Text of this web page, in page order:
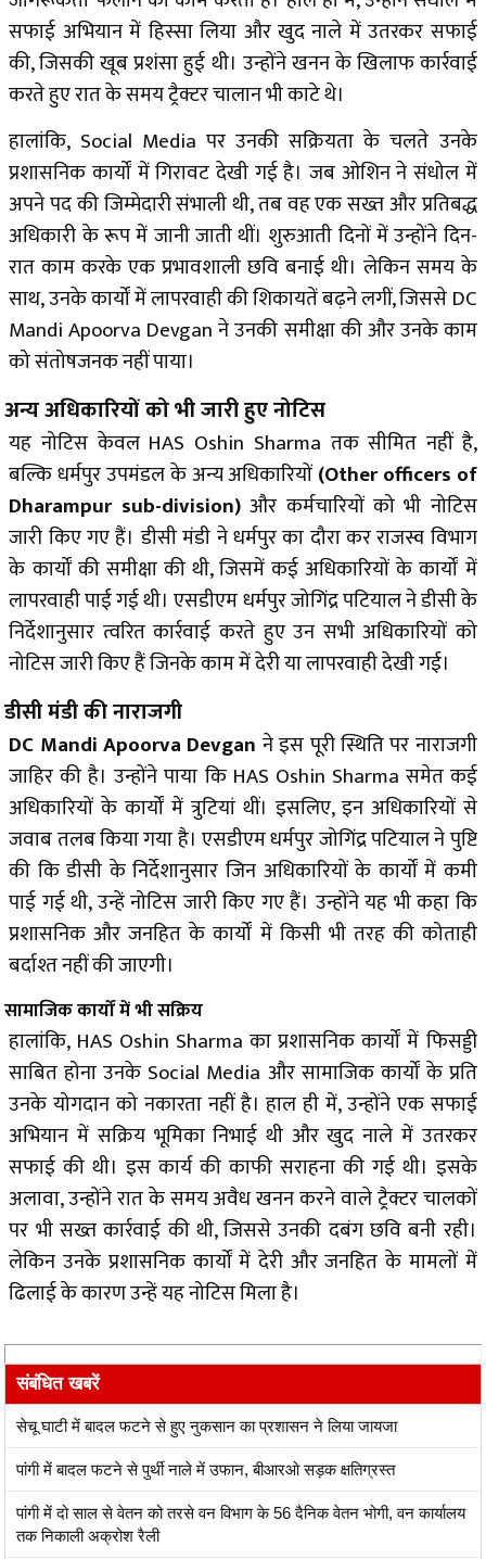
सफाई अभियान में हिस्सा लिया और खुद नाले में उतरकर सफाई
की, जिसकी खूब प्रशंसा हुई थी। उन्होंने खनन के खिलाफ कार्रवाई
करते हुए रात के समय ट्रैक्टर चालान भी काटे थे।
हालांकि, Social Media पर उनकी सक्रियता के चलते उनके
प्रशासनिक कार्यों में गिरावट देखी गई है। जब ओशिन ने संधोल में
अपने पद की जिम्मेदारी संभाली थी, तब वह एक सख्त और प्रतिबद्ध
अधिकारी के रूप में जानी जाती थीं। शुरुआती दिनों में उन्होंने दिन-
रात काम करके एक प्रभावशाली छवि बनाई थी। लेकिन समय के
साथ, उनके कार्यों में लापरवाही की शिकायतें बढ़ने लगीं, जिससे DC
Mandi Apoorva Devgan ने उनकी समीक्षा की और उनके काम
को संतोषजनक नहीं पाया।
अन्य अधिकारियों को भी जारी हुए नोटिस
यह नोटिस केवल HAS Oshin Sharma तक सीमित नहीं है,
बल्कि धर्मपुर उपमंडल के अन्य अधिकारियों(Other officers of
Dharampur sub-division)और कर्मचारियों को भी नोटिस
जारी किए गए हैं। डीसी मंडी ने धर्मपुर का दौरा कर राजस्व विभाग
के कार्यों की समीक्षा की थी, जिसमें कई अधिकारियों के कार्यों में
लापरवाही पाई गई थी। एसडीएम धर्मपुर जोगिंद्र पटियाल ने डीसी के
निर्देशानुसार त्वरित कार्रवाई करते हुए उन सभी अधिकारियों को
नोटिस जारी किए हैं जिनके काम में देरी या लापरवाही देखी गई।
डीसी मंडी की नाराजगी
DC Mandi Apoorva Devgan ने इस पूरी स्थिति पर नाराजगी
जाहिर की है। उन्होंने पाया कि HAS Oshin Sharma समेत कई
अधिकारियों के कार्यों में त्रुटियां थीं। इसलिए, इन अधिकारियों से
जवाब तलब किया गया है। एसडीएम धर्मपुर जोगिंद्र पटियाल ने पुष्टि
की कि डीसी के निर्देशानुसार जिन अधिकारियों के कार्यों में कमी
पाई गई थी, उन्हें नोटिस जारी किए गए हैं। उन्होंने यह भी कहा कि
प्रशासनिक और जनहित के कार्यों में किसी भी तरह की कोताही
बर्दाश्त नहीं की जाएगी।
सामाजिक कार्यों में भी सक्रिय
हालांकि, HAS Oshin Sharma का प्रशासनिक कार्यों में फिसड्डी
साबित होना उनके Social Media और सामाजिक कार्यों के प्रति
उनके योगदान को नकारता नहीं है। हाल ही में, उन्होंने एक सफाई
अभियान में सक्रिय भूमिका निभाई थी और खुद नाले में उतरकर
सफाई की थी। इस कार्य की काफी सराहना की गई थी। इसके
अलावा, उन्होंने रात के समय अवैध खनन करने वाले ट्रैक्टर चालकों
पर भी सख्त कार्रवाई की थी, जिससे उनकी दबंग छवि बनी रही।
लेकिन उनके प्रशासनिक कार्यों में देरी और जनहित के मामलों में
ढिलाई के कारण उन्हें यह नोटिस मिला है।
संबंधित खबरें
सेचू घाटी में बादल फटने से हुए नुकसान का प्रशासन ने लिया जायजा
पांगी में बादल फटने से पुर्थी नाले में उफान, बीआरओ सड़क क्षतिग्रस्त
पांगी में दो साल से वेतन को तरसे वन विभाग के 56 दैनिक वेतन भोगी, वन कार्यालय
तक निकाली अक्रोश रैली